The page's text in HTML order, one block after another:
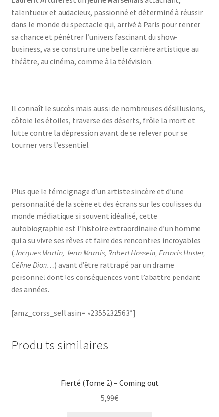
talentueux et audacieux, passionné et déterminé à réussir
dans le monde du spectacle qui, arrivé à Paris pour tenter
sa chance et pénétrer l’univers fascinant du show-
business, va se construire une belle carrière artistique au
théâtre, au cinéma, comme à la télévision.
Il connaît le succès mais aussi de nombreuses désillusions,
côtoie les étoiles, traverse des déserts, frôle la mort et
lutte contre la dépression avant de se relever pour se
tourner vers l’essentiel.
Plus que le témoignage d’un artiste sincère et d’une
personnalité de la scène et des écrans sur les coulisses du
monde médiatique si souvent idéalisé, cette
autobiographie est l’histoire extraordinaire d’un homme
qui a su vivre ses rêves et faire des rencontres incroyables
(Jacques Martin, Jean Marais, Robert Hossein, Francis Huster,
Céline Dion…) avant d’être rattrapé par un drame
personnel dont les conséquences vont l’abattre pendant
des années.
[amz_corss_sell asin= »2355232563″]
Produits similaires
Fierté (Tome 2) – Coming out
5,99€